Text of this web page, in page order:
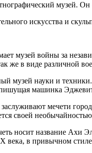
музей. Он
искусства и
музей войны за
же в виде различной
музей науки и
машинка
мечети
своей
носит название Ахи
века, в привычном